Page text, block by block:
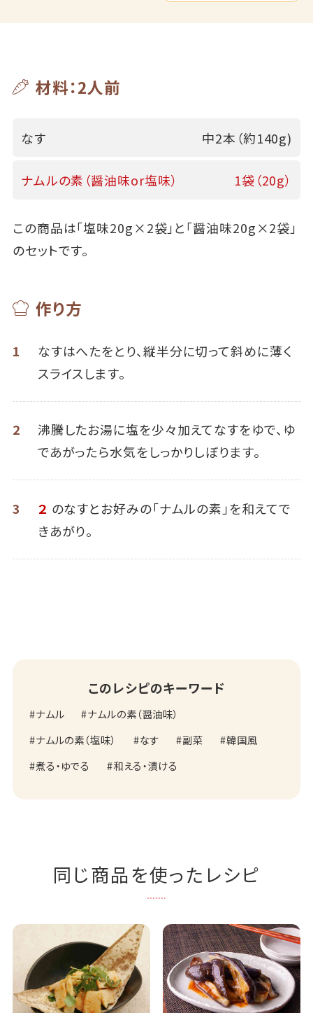
材料：2人前
なす 中2本（約140g)
ナムルの素（醤油味or塩味） 1袋（20g）
この商品は「塩味20g×2袋」と「醤油味20g×2袋」
のセットです。
作り方
1
なすはへたをとり、縦半分に切って斜めに薄く
スライスします。
2
沸騰したお湯に塩を少々加えてなすをゆで、ゆ
であがったら水気をしっかりしぼります。
3 ２ のなすとお好みの「ナムルの素」を和えてで
きあがり。
このレシピのキーワード
ナムル
ナムルの素（醤油味）
ナムルの素（塩味）
なす 副菜
韓国風
煮る・ゆでる
和える・漬ける
同じ商品を使ったレシピ